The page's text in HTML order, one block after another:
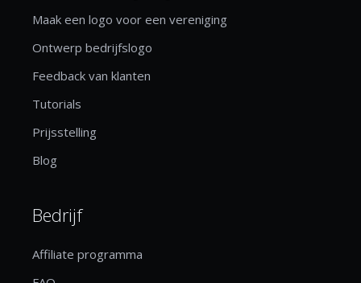
Maak een logo voor een vereniging
Ontwerp bedrijfslogo
Feedback van klanten
Tutorials
Prijsstelling
Blog
Bedrijf
Affiliate programma